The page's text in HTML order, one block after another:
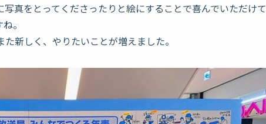
真をとってくださったりと絵にすることで喜んでいただけて
。
新しく、やりたいことが増えました。